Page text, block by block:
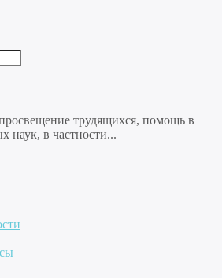
трудящихся, помощь в
наук, в частности...